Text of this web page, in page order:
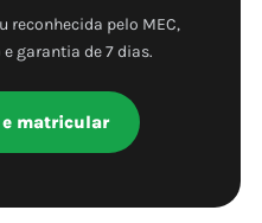
reconhecida pelo MEC,
garantia de 7 dias.
matricular